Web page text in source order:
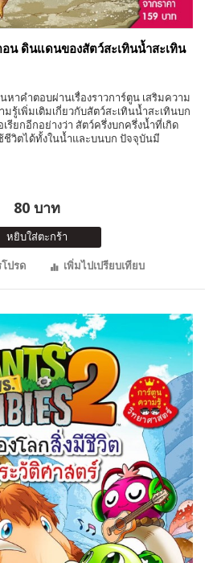
น ดินแดนของสัตว์สะเทินน้ำสะเทิน
าคำตอบผ่านเรื่องราวการ์ตูน เสริมความ
รู้เพิ่มเติมเกี่ยวกับสัตว์สะเทินน้ำสะเทินบก
รียกอีกอย่างว่า สัตว์ครึ่งบกครึ่งน้ำที่เกิด
ชีวิตได้ทั้งในน้ำและบนบก ปัจจุบันมี
80 บาท
หยิบใส่ตะกร้า
ปรด
เพิ่มไปเปรียบเทียบ